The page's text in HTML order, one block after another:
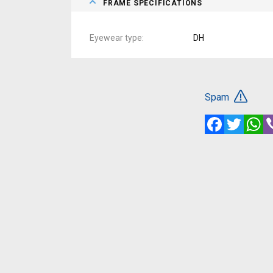
FRAME SPECIFICATIONS
Eyewear type DH
Spam
FacebookTwitter